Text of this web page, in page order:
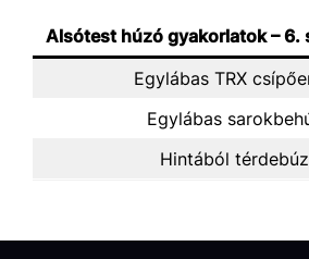
Alsótest húzó gyakorlatok– 6.
Egylábas TRX
Egylábas
Hintából